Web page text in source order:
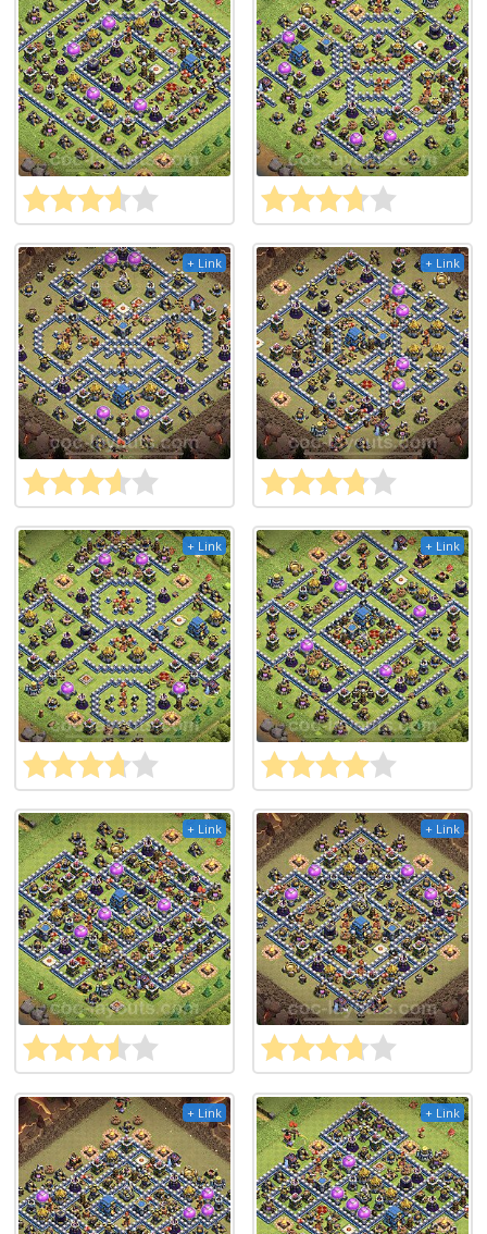
+ Link + Link
+ Link + Link
+ Link + Link
+ Link + Link